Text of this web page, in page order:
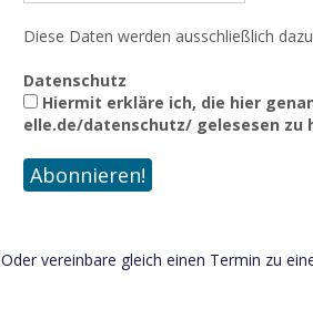
Diese Daten werden ausschließlich
Datenschutz
Hiermit erkläre ich, die hier
elle.de/datenschutz/ gelesesen zu
Oder vereinbare gleich einen Termin zu